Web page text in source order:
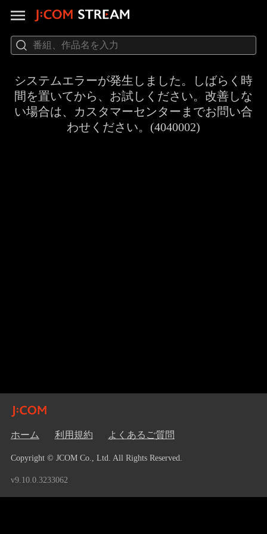
システムエラーが発生しました。しばらく時
間を置いてから、お試しください。改善しな
い場合は、カスタマーセンターまでお問い合
わせください。(4040002)
ホーム 利用規約 よくあるご質問
Copyright © JCOM Co., Ltd. All Rights Reserved.
v9.10.0.3233062